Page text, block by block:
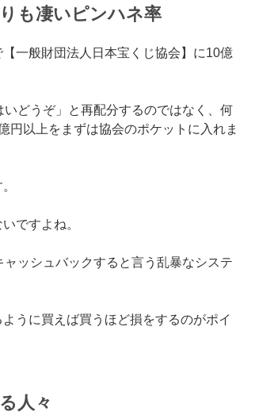
も凄いピンハネ率
一般財団法人日本宝くじ協会】に10億
どうぞ」と再配分するのではなく、何
以上をまずは協会のポケットに入れま
ですよね。
ッシュバックすると言う乱暴なシステ
うに買えば買うほど損をするのがポイ
人々